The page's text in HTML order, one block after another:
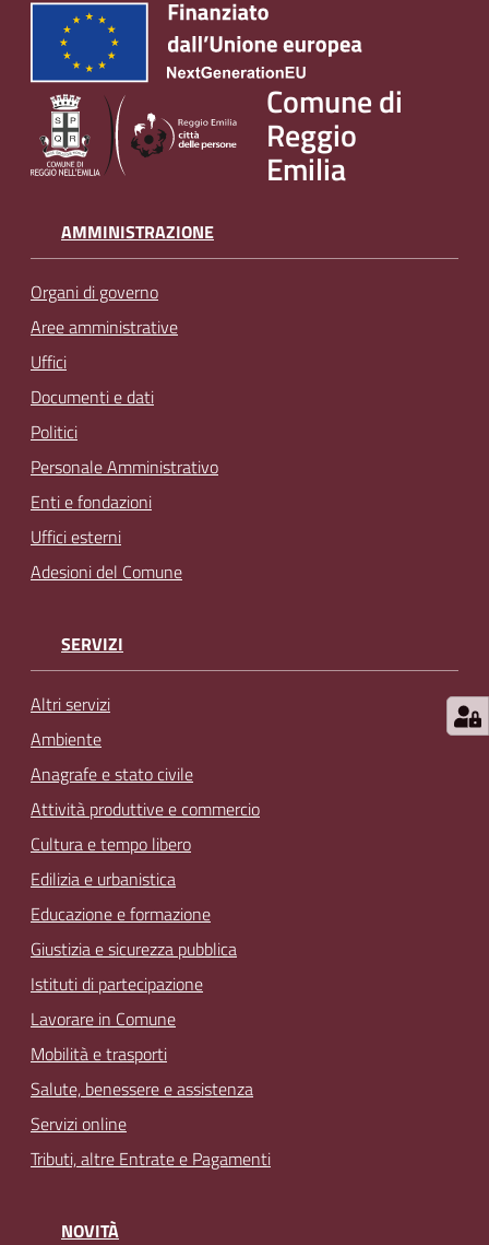
v
Seguici
Comune di
Reggio
Emilia
AMMINISTRAZIONE
Organi di governo
Aree amministrative
Uffici
Documenti e dati
Politici
Personale Amministrativo
Enti e fondazioni
Uffici esterni
Adesioni del Comune
SERVIZI
Altri servizi
Ambiente
Anagrafe e stato civile
Attività produttive e commercio
Cultura e tempo libero
Edilizia e urbanistica
Educazione e formazione
Giustizia e sicurezza pubblica
Istituti di partecipazione
Lavorare in Comune
Mobilità e trasporti
Salute, benessere e assistenza
Servizi online
Tributi, altre Entrate e Pagamenti
NOVITÀ